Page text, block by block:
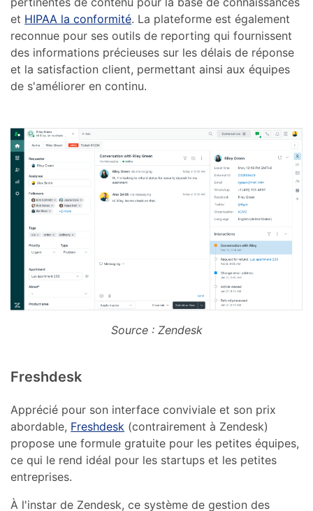
et HIPAA la conformité. La plateforme est également
reconnue pour ses outils de reporting qui fournissent
des informations précieuses sur les délais de réponse
et la satisfaction client, permettant ainsi aux équipes
de s'améliorer en continu.
Source : Zendesk
Freshdesk
Apprécié pour son interface conviviale et son prix
abordable, Freshdesk (contrairement à Zendesk)
propose une formule gratuite pour les petites équipes,
ce qui le rend idéal pour les startups et les petites
entreprises.
À l'instar de Zendesk, ce système de gestion des